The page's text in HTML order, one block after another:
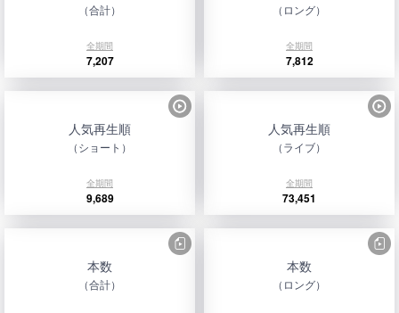
（合計）
全期間
7,207
（ロング）
全期間
7,812
人気再生順
（ショート）
全期間
9,689
人気再生順
（ライブ）
全期間
73,451
本数
（合計）
本数
（ロング）